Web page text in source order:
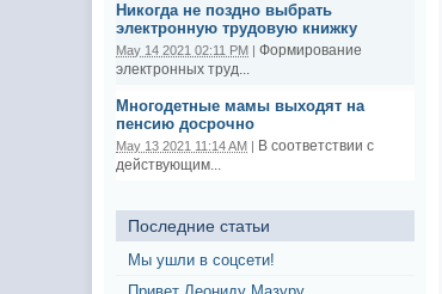
Никогда не поздно выбрать
электронную трудовую книжку
May 14 2021 02:11 PM |Формирование
электронных труд...
Многодетные мамы выходят на
пенсию досрочно
May 13 2021 11:14 AM | В соответствии с
действующим...
Последние статьи
Мы ушли в соцсети!